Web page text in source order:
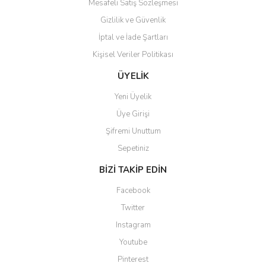
Gönder
Mesafeli Satış Sözleşmesi
Gizlilik ve Güvenlik
İptal ve İade Şartları
Kişisel Veriler Politikası
ÜYELİK
Yeni Üyelik
Üye Girişi
Şifremi Unuttum
Sepetiniz
BİZİ TAKİP EDİN
Facebook
Twitter
Instagram
Youtube
Pinterest